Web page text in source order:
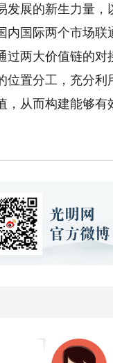
发展的新生力量
国际两个市场
两大价值链的对
置分工，充分
从而构建能够有